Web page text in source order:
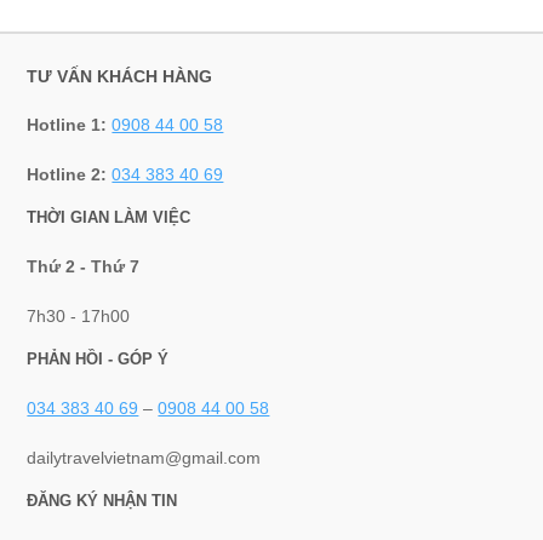
TƯ VẤN KHÁCH HÀNG
Hotline 1:0908 44 00 58
Hotline 2:034 383 40 69
THỜI GIAN LÀM VIỆC
Thứ 2 - Thứ 7
7h30 - 17h00
PHẢN HỒI - GÓP Ý
034 383 40 69 –0908 44 00 58
dailytravelvietnam@gmail.com
ĐĂNG KÝ NHẬN TIN